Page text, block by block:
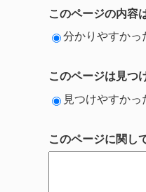
このページの内容
分かりやすかっ
このページは見つ
見つけやすかっ
このページに関し